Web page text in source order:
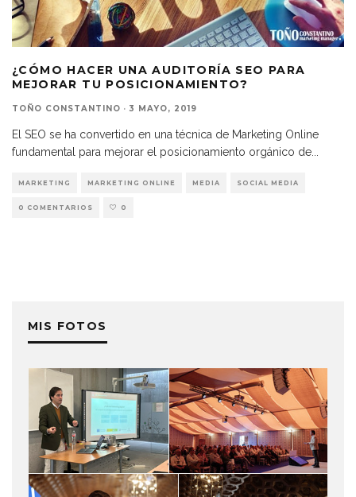
¿CÓMO HACER UNA AUDITORÍA SEO PARA
MEJORAR TU POSICIONAMIENTO?
TOÑO CONSTANTINO · 3 MAYO, 2019
El SEO se ha convertido en una técnica de Marketing Online
fundamental para mejorar el posicionamiento orgánico de
MARKETING MARKETING ONLINE MEDIA SOCIAL MEDIA
0 COMENTARIOS 0
MIS FOTOS